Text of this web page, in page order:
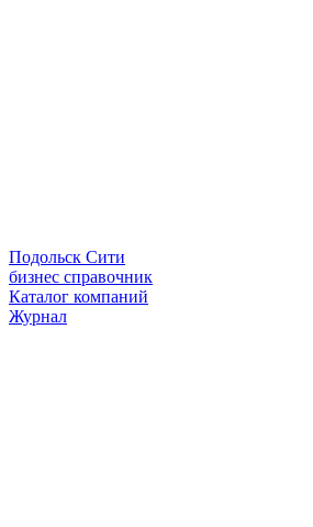
Подольск Сити
бизнес справочник
Каталог компаний
Журнал